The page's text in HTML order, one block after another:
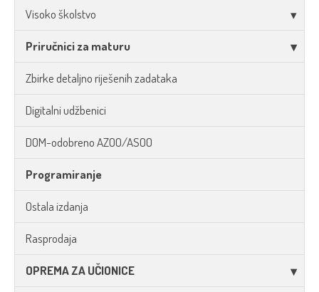
Visoko školstvo
Priručnici za maturu
Zbirke detaljno riješenih zadataka
Digitalni udžbenici
DOM-odobreno AZOO/ASOO
Programiranje
Ostala izdanja
Rasprodaja
OPREMA ZA UČIONICE